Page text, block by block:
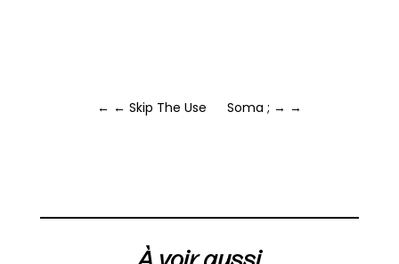
← ← Skip The Use Soma ; → →